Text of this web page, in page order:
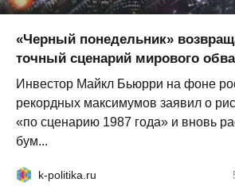
«Черный понедельник»
точный сценарий мирового
Инвестор Майкл Бьюрри на фоне
рекордных максимумов заявил о
«по сценарию 1987 года» и вновь
бум...
k-politika.ru